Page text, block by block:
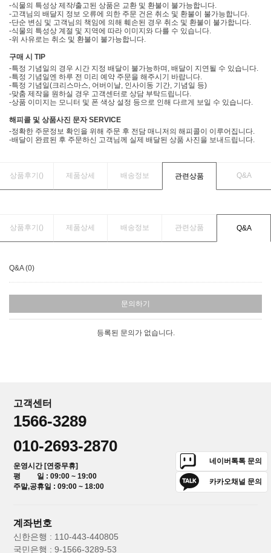
-식물의 특성상 제작/출고된 상품은 교환 및 환불이 불가능합니다.
-고객님의 배달지 정보 오류에 의한 주문 건은 취소 및 환불이 불가능합니다.
-단순 변심 및 고객님의 책임에 의해 훼손된 경우 취소 및 환불이 불가합니다.
-식물의 특성상 계절 및 지역에 따라 이미지와 다를 수 있습니다.
-위 사유로는 취소 및 환불이 불가능합니다.
구매 시 TIP
-특정 기념일의 경우 시간 지정 배달이 불가능하며, 배달이 지연될 수 있습니다.
-특정 기념일엔 하루 전 미리 예약 주문을 해주시기 바랍니다.
-특정 기념일(크리스마스, 어버이날, 인사이동 기간, 기념일 등)
-맞춤 제작을 원하실 경우 고객센터로 상담 부탁드립니다.
-상품 이미지는 모니터 및 폰 색상 설정 등으로 인해 다르게 보일 수 있습니다.
해피콜 및 상품사진 문자 SERVICE
-정확한 주문정보 확인을 위해 주문 후 전담 매니저의 해피콜이 이루어집니다.
-배달이 완료된 후 주문하신 고객님께 실제 배달된 상품 사진을 보내드립니다.
상품후기() 제품상세 배송정보 관련상품 Q&A
상품후기() 제품상세 배송정보 관련상품 Q&A
Q&A (0)
문의하기
등록된 문의가 없습니다.
고객센터
1566-3289
010-2693-2870
운영시간 [연중무휴]
평 일 : 09:00 ~ 19:00
주말,공휴일 : 09:00 ~ 18:00
네이버톡톡 문의
카카오채널 문의
계좌번호
신한은행 : 110-443-440805
국민은행 : 9-1566-3289-53